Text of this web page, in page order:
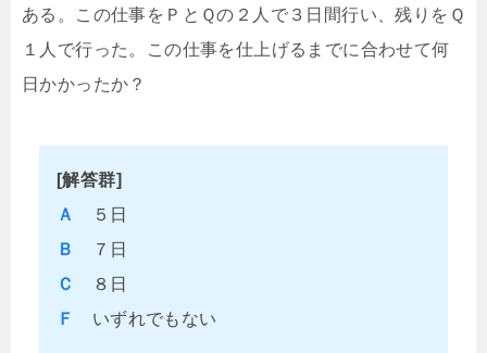
ある。この仕事をＰとＱの２人で３日間行い、残りをＱ
１人で行った。この仕事を仕上げるまでに合わせて何
日かかったか？
[解答群]
Ａ
５日
Ｂ
７日
Ｃ
８日
Ｆ
いずれでもない